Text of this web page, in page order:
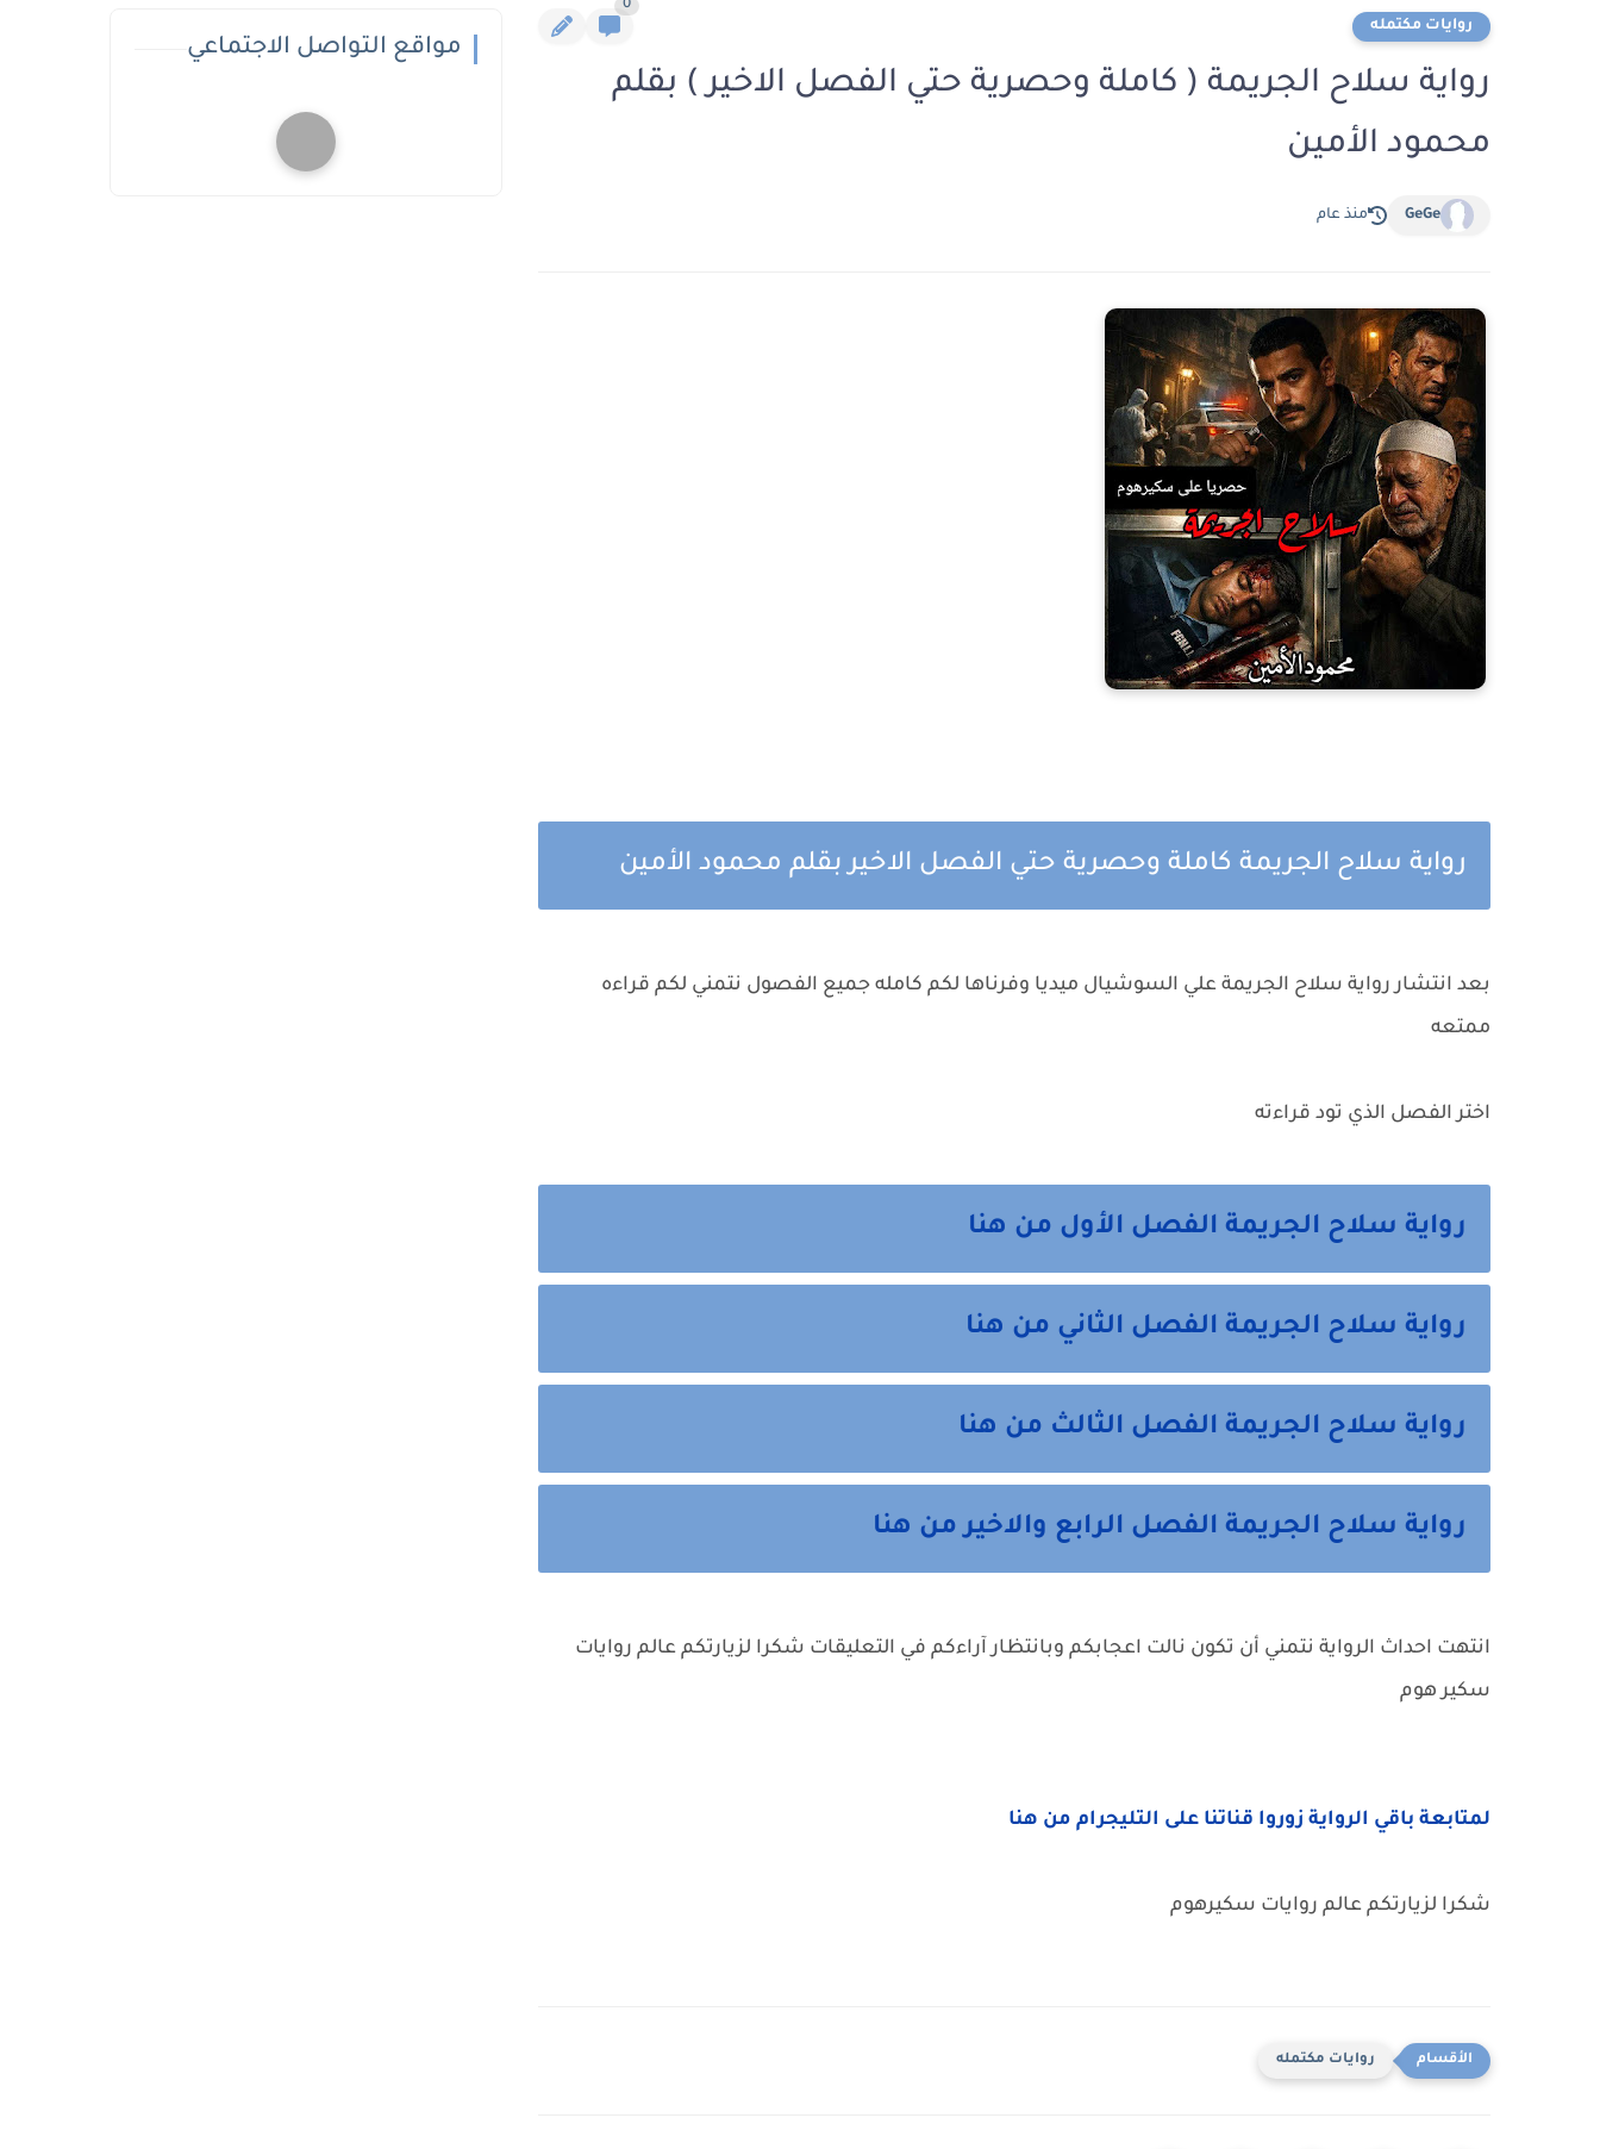
روايات مكتمله
0
رواية سلاح الجريمة ( كاملة وحصرية حتي الفصل الاخير ) بقلم
محمود الأمين
GeGe منذ عام
رواية سلاح الجريمة كاملة وحصرية حتي الفصل الاخير بقلم محمود الأمين
بعد انتشار رواية سلاح الجريمة علي السوشيال ميديا وفرناها لكم كامله جميع الفصول نتمني لكم قراءه
ممتعه
اختر الفصل الذي تود قراءته
رواية سلاح الجريمة الفصل الأول من هنا
رواية سلاح الجريمة الفصل الثاني من هنا
رواية سلاح الجريمة الفصل الثالث من هنا
رواية سلاح الجريمة الفصل الرابع والاخير من هنا
انتهت احداث الرواية نتمني أن تكون نالت اعجابكم وبانتظار آراءكم في التعليقات شكرا لزيارتكم عالم روايات
سكير هوم
لمتابعة باقي الرواية زوروا قناتنا على التليجرام من هنا
شكرا لزيارتكم عالم روايات سكيرهوم
روايات مكتمله
مواقع التواصل الاجتماعي